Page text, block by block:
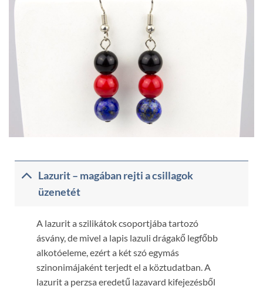
Lazurit – magában rejti a csillagok
üzenetét
A lazurit a szilikátok csoportjába tartozó
ásvány, de mivel a lapis lazuli drágakő legfőbb
alkotóeleme, ezért a két szó egymás
szinonimájaként terjedt el a köztudatban. A
lazurit a perzsa eredetű lazavard kifejezésből